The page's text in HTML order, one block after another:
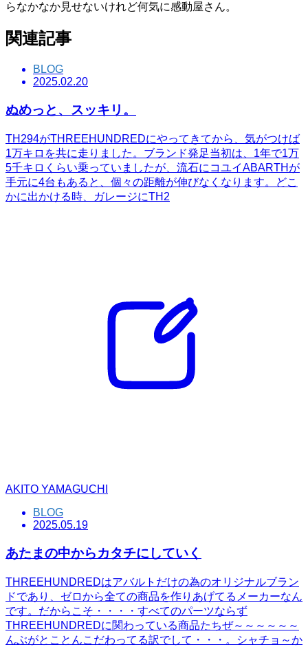
らなかなか見せないけれど何気に感動屋さん。
関連記事
BLOG
2025.02.20
ぬめっと、スッキリ。
TH294がTHREEHUNDREDにやってきてから、気がつけば
1万キロを共に走りました。ブランド発足当初は、1年で1万
5千キロくらい乗っていましたが、流石にコユイABARTHが
手元に4台もあると、個々の距離が伸びなくなります。どこ
かに出かける時、ガレージにTH2
AKITO YAMAGUCHI
BLOG
2025.05.19
あたまの中からカタチにしていく
THREEHUNDREDはアバルトだけの為のオリジナルブラン
ドであり、ゼロから全ての商品を作りあげてるメーカーなん
です。だからこそ・・・・すべてのパーツならず
THREEHUNDREDに関わっている商品たちぜ～～～～～～
んぶがとことんこだわってる訳でして・・・。シャチョ～か